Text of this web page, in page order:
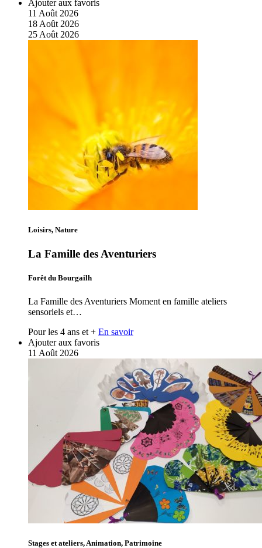
Ajouter aux favoris
11 Août 2026
18 Août 2026
25 Août 2026
Loisirs, Nature
La Famille des Aventuriers
Forêt du Bourgailh
La Famille des Aventuriers Moment en famille ateliers
sensoriels et…
Pour les 4 ans et + En savoir
Ajouter aux favoris
11 Août 2026
Stages et ateliers, Animation, Patrimoine